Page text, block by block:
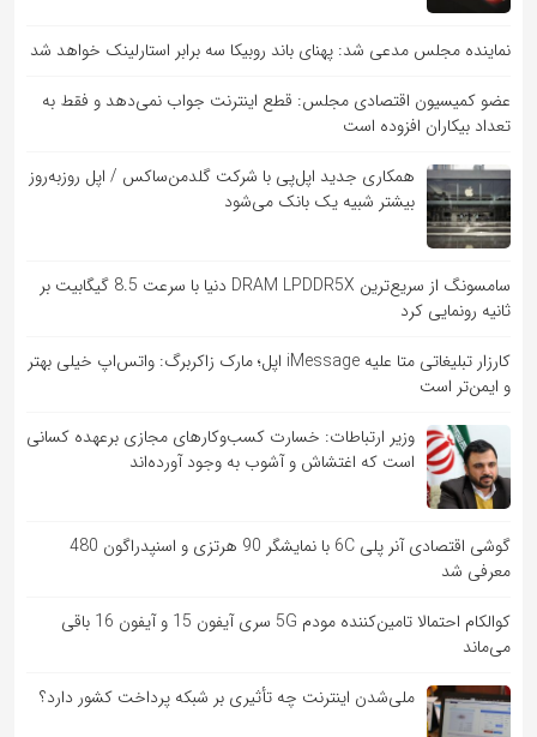
نماینده مجلس مدعی شد: پهنای باند روبیکا سه برابر استارلینک خواهد شد
عضو کمیسیون اقتصادی مجلس: قطع اینترنت جواب نمی‌دهد و فقط به
تعداد بیکاران افزوده است
همکاری جدید اپل‌پی با شرکت گلدمن‌ساکس / اپل روزبه‌روز
بیشتر شبیه یک بانک می‌شود
سامسونگ از سریع‌ترین DRAM LPDDR5X دنیا با سرعت 8.5 گیگابیت بر
ثانیه رونمایی کرد
کارزار تبلیغاتی متا علیه iMessage اپل؛ مارک زاکربرگ: واتس‌اپ خیلی بهتر
و ایمن‌تر است
وزیر ارتباطات: خسارت کسب‌وکارهای مجازی برعهده کسانی
است که اغتشاش و آشوب به وجود آورده‌اند
گوشی اقتصادی آنر پلی 6C با نمایشگر 90 هرتزی و اسنپدراگون 480
معرفی شد
کوالکام احتمالا تامین‌کننده مودم 5G سری آیفون 15 و آیفون 16 باقی
می‌ماند
ملی‌شدن اینترنت چه تأثیری بر شبکه پرداخت کشور دارد؟